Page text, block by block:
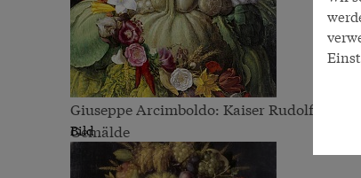
Giuseppe Arcimboldo: Kaiser Rudolf II.
Gemälde
Bild